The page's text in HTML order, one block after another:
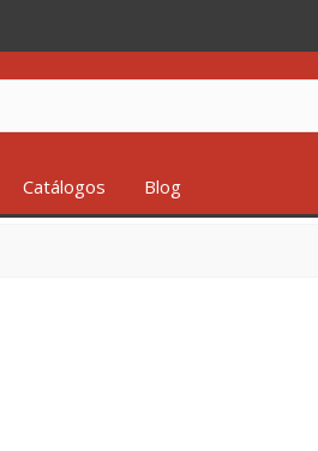
Catálogos Blog